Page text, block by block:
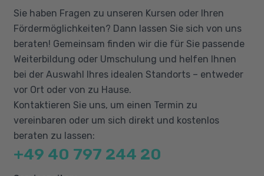
Programmvorbereitung
Arbeitsplanung
Programmieren mit Sinumerik 840D
Unterprogrammtechnik
Abspannzyklus
Bohren
Gewindeschneiden
Sie haben Fragen zu unseren Kursen oder Ihren
Fördermöglichkeiten? Dann lassen Sie sich von uns
beraten! Gemeinsam finden wir die für Sie passende
Weiterbildung oder Umschulung und helfen Ihnen
bei der Auswahl Ihres idealen Standorts – entweder
vor Ort oder von zu Hause.
Kontaktieren Sie uns, um einen Termin zu
vereinbaren oder um sich direkt und kostenlos
beraten zu lassen:
+49 40 797 244 20